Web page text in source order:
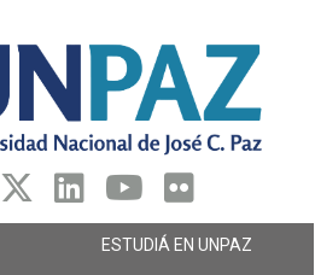
ESTUDIÁ EN UNPAZ